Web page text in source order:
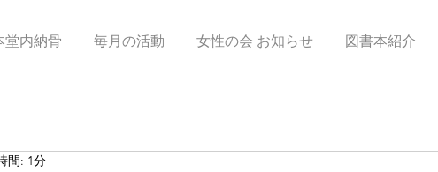
堂内納骨 毎月の活動 女性の会 お知らせ 図書本紹介
間: 1分